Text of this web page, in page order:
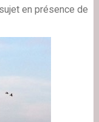
en présence de